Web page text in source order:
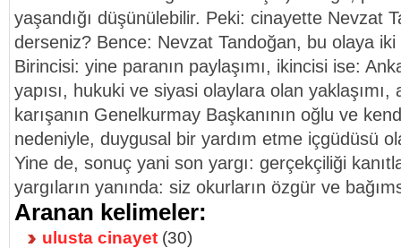
yaşandığı düşünülebilir. Peki: cinayette Nevzat
derseniz? Bence: Nevzat Tandoğan, bu olaya
Birincisi: yine paranın paylaşımı, ikincisi ise:
yapısı, hukuki ve siyasi olaylara olan yaklaşımı,
karışanın Genelkurmay Başkanının oğlu ve
nedeniyle, duygusal bir yardım etme içgüdüsü
Yine de, sonuç yani son yargı: gerçekçiliği
yargıların yanında: siz okurların özgür ve
Aranan kelimeler:
ulusta cinayet (30)